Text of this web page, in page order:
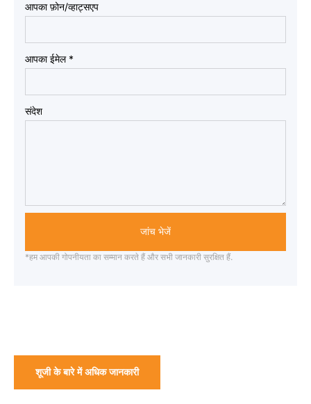
आपका फ़ोन/व्हाट्सएप
आपका ईमेल *
संदेश
जांच भेजें
*हम आपकी गोपनीयता का सम्मान करते हैं और सभी जानकारी सुरक्षित हैं.
शूजी के बारे में अधिक जानकारी